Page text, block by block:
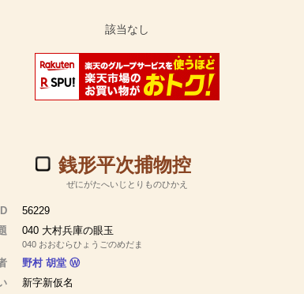
銭形平次捕物控
ぜにがたへいじとりものひかえ
56229
040 大村兵庫の眼玉
040 おおむらひょうごのめだま
野村 胡堂 Ⓦ
新字新仮名